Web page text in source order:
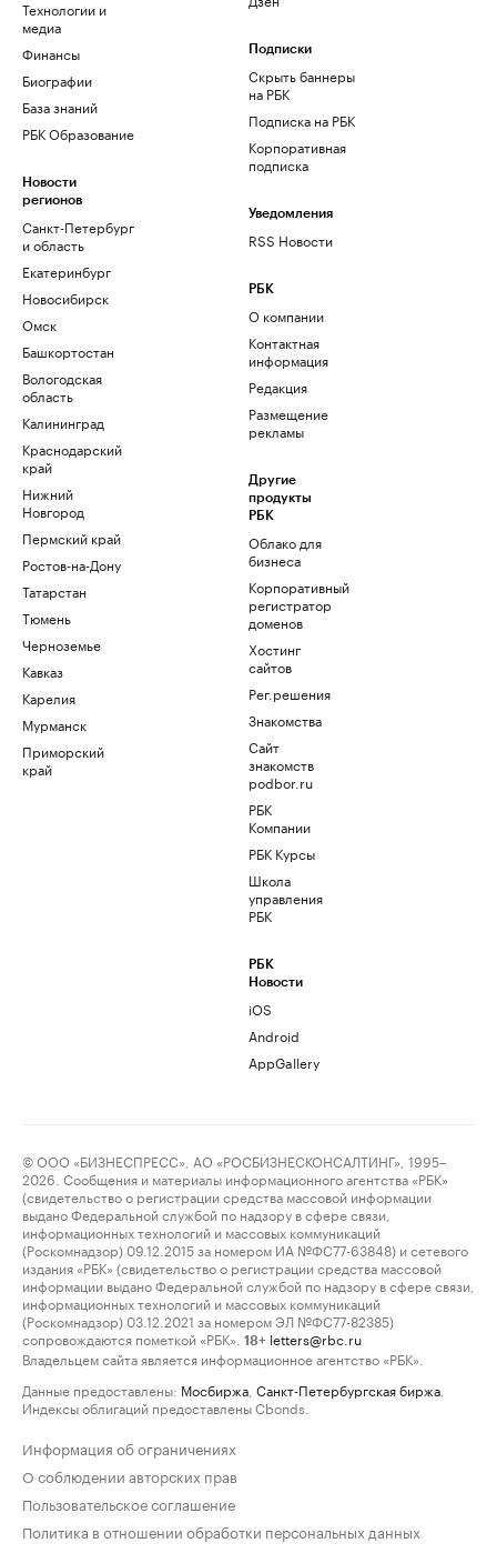
Технологии и
медиа
Финансы
Биографии
База знаний
РБК Образование
Новости
регионов
Санкт-Петербург
и область
Екатеринбург
Новосибирск
Омск
Башкортостан
Вологодская
область
Калининград
Краснодарский
край
Нижний
Новгород
Пермский край
Ростов-на-Дону
Татарстан
Тюмень
Черноземье
Кавказ
Карелия
Мурманск
Приморский
край
Подписки
Скрыть баннеры
на РБК
Подписка на РБК
Корпоративная
подписка
Уведомления
RSS Новости
РБК
О компании
Контактная
информация
Редакция
Размещение
рекламы
Другие
продукты
РБК
Облако для
бизнеса
Корпоративный
регистратор
доменов
Хостинг
сайтов
Рег.решения
Знакомства
Сайт
знакомств
podbor.ru
РБК
Компании
РБК Курсы
Школа
управления
РБК
РБК
Новости
iOS
Android
AppGallery
© ООО «БИЗНЕСПРЕСС», АО «РОСБИЗНЕСКОНСАЛТИНГ», 1995–
2026. Сообщения и материалы информационного агентства «РБК»
(свидетельство о регистрации средства массовой информации
выдано Федеральной службой по надзору в сфере связи,
информационных технологий и массовых коммуникаций
(Роскомнадзор) 09.12.2015 за номером ИА №ФС77-63848) и сетевого
издания «РБК» (свидетельство о регистрации средства массовой
информации выдано Федеральной службой по надзору в сфере связи,
информационных технологий и массовых коммуникаций
(Роскомнадзор) 03.12.2021 за номером ЭЛ №ФС77-82385)
сопровождаются пометкой «РБК».
18+ letters@rbc.ru
Владельцем сайта является информационное агентство «РБК».
Данные предоставлены: Мосбиржа Санкт-Петербургская биржа
Индексы облигаций предоставлены Cbonds.
Информация об ограничениях
О соблюдении авторских прав
Пользовательское соглашение
Политика в отношении обработки персональных данных